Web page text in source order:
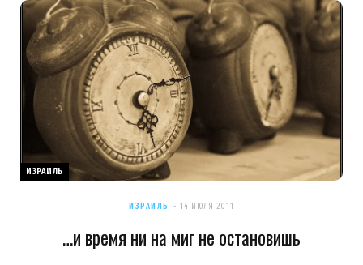
ИЗРАИЛЬ
ИЗРАИЛЬ 14 ИЮЛЯ 2011
…и время ни на миг не остановишь